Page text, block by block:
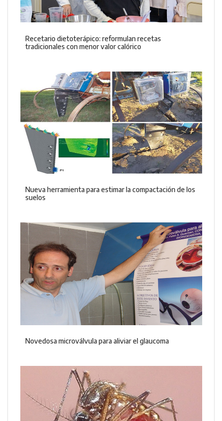
Recetario dietoterápico: reformulan recetas
tradicionales con menor valor calórico
Nueva herramienta para estimar la compactación de los
suelos
Novedosa microválvula para aliviar el glaucoma